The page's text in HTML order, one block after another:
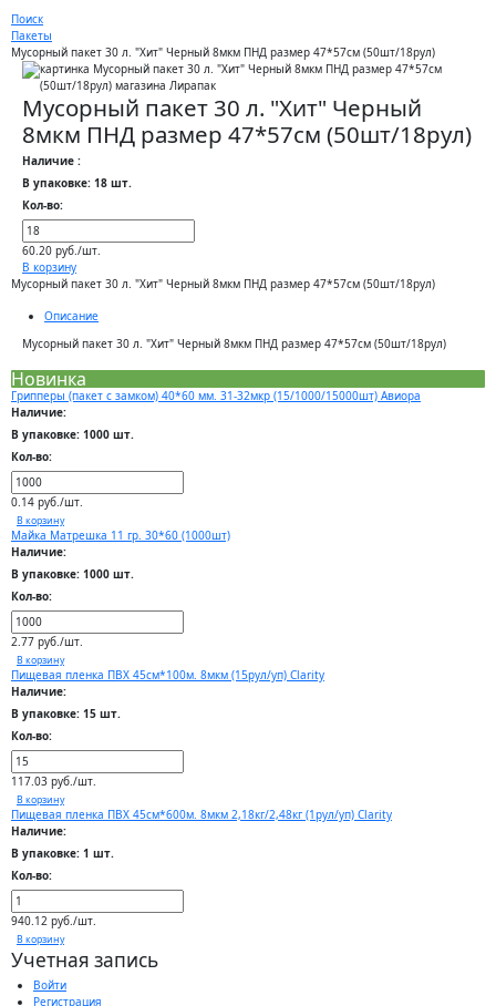
Поиск
Пакеты
Мусорный пакет 30 л. "Хит" Черный 8мкм ПНД размер 47*57см (50шт/18рул)
Мусорный пакет 30 л. "Хит" Черный
8мкм ПНД размер 47*57см (50шт/18рул)
Наличие :
В упаковке: 18 шт.
Кол-во:
60.20 руб./шт.
В корзину
Мусорный пакет 30 л. "Хит" Черный 8мкм ПНД размер 47*57см (50шт/18рул)
Описание
Мусорный пакет 30 л. "Хит" Черный 8мкм ПНД размер 47*57см (50шт/18рул)
Новинка
Грипперы (пакет с замком) 40*60 мм. 31-32мкр (15/1000/15000шт) Авиора
Наличие:
В упаковке: 1000 шт.
Кол-во:
0.14 руб./шт.
В корзину
Майка Матрешка 11 гр. 30*60 (1000шт)
Наличие:
В упаковке: 1000 шт.
Кол-во:
2.77 руб./шт.
В корзину
Пищевая пленка ПВХ 45см*100м. 8мкм (15рул/уп) Clarity
Наличие:
В упаковке: 15 шт.
Кол-во:
117.03 руб./шт.
В корзину
Пищевая пленка ПВХ 45см*600м. 8мкм 2,18кг/2,48кг (1рул/уп) Clarity
Наличие:
В упаковке: 1 шт.
Кол-во:
940.12 руб./шт.
В корзину
Учетная запись
Войти
Регистрация